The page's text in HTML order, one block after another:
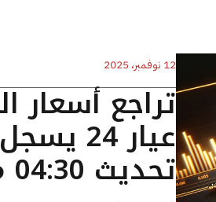
12 نوفمبر، 2025
تراجع
تحديث 04:30 مساءًا